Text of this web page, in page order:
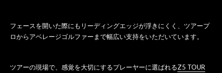
フェースを開いた際にもリーディングエッジが浮きにくく、ツアープ
ロからアベレージゴルファーまで幅広い支持をいただいています。
ツアーの現場で、感覚を大切にするプレーヤーに選ばれるZ5 TOUR